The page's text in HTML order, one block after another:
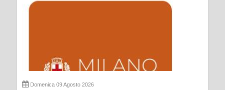
Domenica 09 Agosto 2026